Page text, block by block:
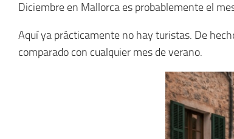
Diciembre en Mallorca es probablemente el
Aquí ya prácticamente no hay turistas. De
comparado con cualquier mes de verano.